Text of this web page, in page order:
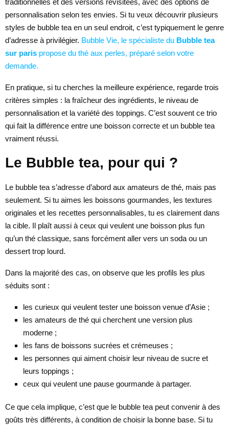
traditionnelles et des versions revisitées, avec des options de
personnalisation selon tes envies. Si tu veux découvrir plusieurs
styles de bubble tea en un seul endroit, c’est typiquement le genre
d’adresse à privilégier. Bubble Vie, le spécialiste du Bubble tea
sur paris propose du thé aux perles, préparé selon votre
demande.
En pratique, si tu cherches la meilleure expérience, regarde trois
critères simples : la fraîcheur des ingrédients, le niveau de
personnalisation et la variété des toppings. C’est souvent ce trio
qui fait la différence entre une boisson correcte et un bubble tea
vraiment réussi.
Le Bubble tea, pour qui ?
Le bubble tea s’adresse d’abord aux amateurs de thé, mais pas
seulement. Si tu aimes les boissons gourmandes, les textures
originales et les recettes personnalisables, tu es clairement dans
la cible. Il plaît aussi à ceux qui veulent une boisson plus fun
qu’un thé classique, sans forcément aller vers un soda ou un
dessert trop lourd.
Dans la majorité des cas, on observe que les profils les plus
séduits sont :
les curieux qui veulent tester une boisson venue d’Asie ;
les amateurs de thé qui cherchent une version plus
moderne ;
les fans de boissons sucrées et crémeuses ;
les personnes qui aiment choisir leur niveau de sucre et
leurs toppings ;
ceux qui veulent une pause gourmande à partager.
Ce que cela implique, c’est que le bubble tea peut convenir à des
goûts très différents, à condition de choisir la bonne base. Si tu